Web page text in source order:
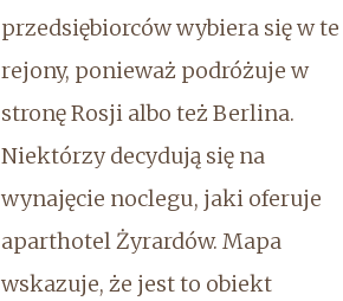
przedsiębiorców wybiera się w te
rejony, ponieważ podróżuje w
stronę Rosji albo też Berlina.
Niektórzy decydują się na
wynajęcie noclegu, jaki oferuje
aparthotel Żyrardów. Mapa
wskazuje, że jest to obiekt